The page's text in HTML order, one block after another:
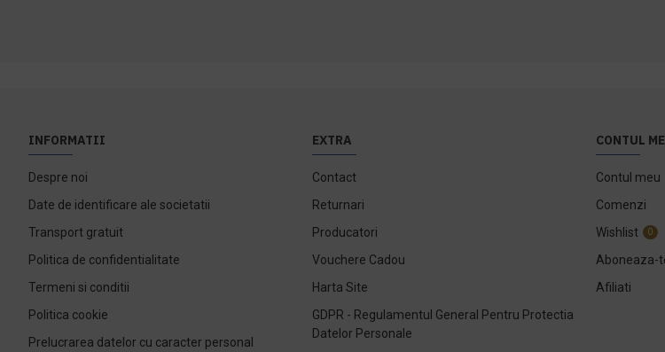
INFORMATII
Despre noi
Date de identificare ale societatii
Transport gratuit
Politica de confidentialitate
Termeni si conditii
Politica cookie
Prelucrarea datelor cu caracter personal
EXTRA
Contact
Returnari
Producatori
Vouchere Cadou
Harta Site
GDPR - Regulamentul General Pentru Protectia
Datelor Personale
CONTUL
Contul meu
Comenzi
Wishlist
0
Aboneaza-
Afiliati